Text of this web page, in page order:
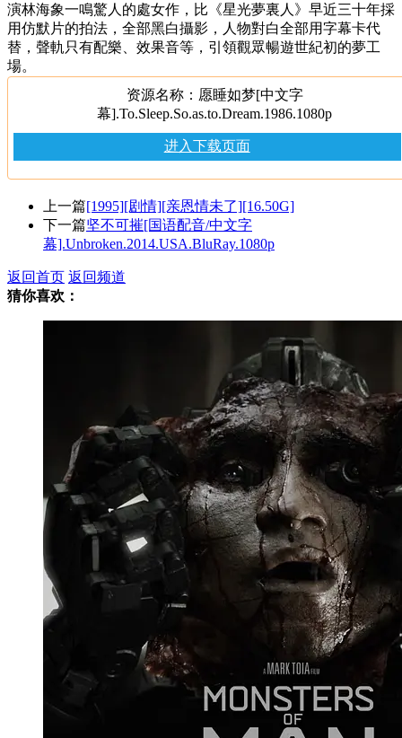
演林海象一鳴驚人的處女作，比《星光夢裏人》早近三十年採
用仿默片的拍法，全部黑白攝影，人物對白全部用字幕卡代
替，聲軌只有配樂、效果音等，引領觀眾暢遊世紀初的夢工
場。
资源名称：愿睡如梦[中文字
幕].To.Sleep.So.as.to.Dream.1986.1080p
进入下载页面
上一篇[1995][剧情][亲恩情未了][16.50G]
下一篇坚不可摧[国语配音/中文字
幕].Unbroken.2014.USA.BluRay.1080p
返回首页 返回频道
猜你喜欢：